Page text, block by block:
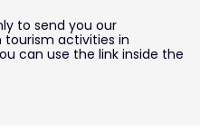
to send you our
activities in
can use the link inside the